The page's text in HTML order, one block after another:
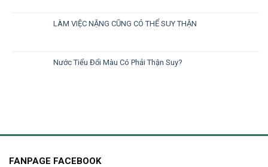
LÀM VIỆC NẶNG CŨNG CÓ THỂ SUY THẬN
Nước Tiểu Đổi Màu Có Phải Thận Suy?
FANPAGE FACEBOOK